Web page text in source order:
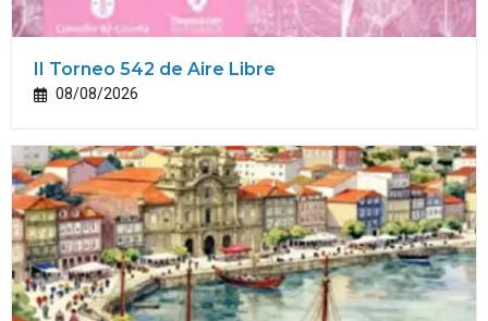
II Torneo 542 de Aire Libre
08/08/2026